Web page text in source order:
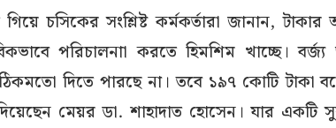
চসিকের সংশ্লিষ্ট কর্মকর্তারা জানান,
পরিচালনাা করতে হিমশিম খাচ্ছে।
ঠিকমতো দিতে পারছে না। তবে ১৯৭ কোটি টাকা
দিয়েছেন মেয়র ডা. শাহাদাত হোসেন। যার একটি